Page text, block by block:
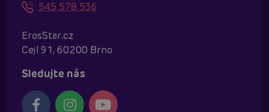
545 578 536
ErosStar.cz
Cejl 91, 60200 Brno
Sledujte nás